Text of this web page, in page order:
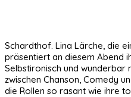
Schardthof. Lina Lärche, die
präsentiert an diesem Abend
Selbstironisch und wunderbar
zwischen Chanson, Comedy
die Rollen so rasant wie ihre